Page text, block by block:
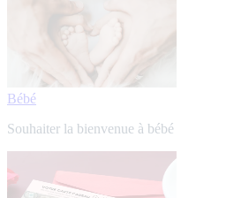
Bébé
Souhaiter la bienvenue à bébé